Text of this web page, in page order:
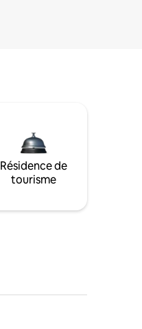
Résidence de
tourisme